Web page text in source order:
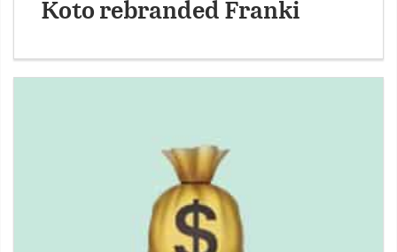
Koto rebranded Franki